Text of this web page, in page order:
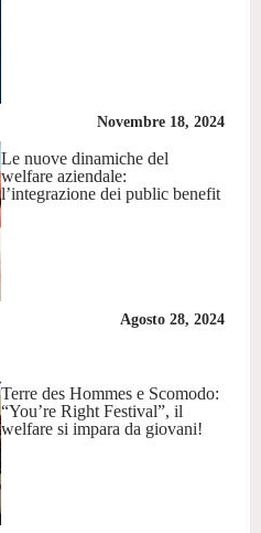
Novembre 18, 2024
Le nuove dinamiche del
welfare aziendale:
l’integrazione dei public benefit
Agosto 28, 2024
Terre des Hommes e Scomodo:
“You’re Right Festival”, il
welfare si impara da giovani!